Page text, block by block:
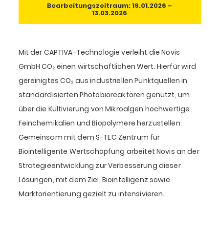
Bearbeitungszeitraum: 19.01.2026 –
13.03.2026
Mit der CAPTIVA-Technologie verleiht die Novis
GmbH CO₂ einen wirtschaftlichen Wert. Hierfür wird
gereinigtes CO₂ aus industriellen Punktquellen in
standardisierten Photobioreaktoren genutzt, um
über die Kultivierung von Mikroalgen hochwertige
Feinchemikalien und Biopolymere herzustellen.
Gemeinsam mit dem S-TEC Zentrum für
Biointelligente Wertschöpfung arbeitet Novis an der
Strategieentwicklung zur Verbesserung dieser
Lösungen, mit dem Ziel, Biointelligenz sowie
Marktorientierung gezielt zu intensivieren.